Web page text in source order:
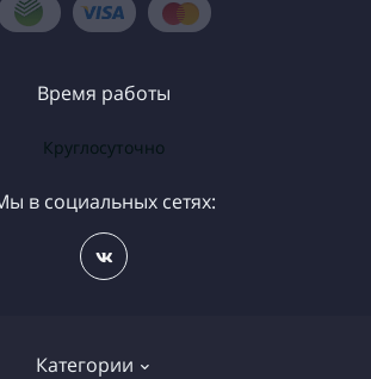
Категории
Время работы
Круглосуточно
в социальных сетях: